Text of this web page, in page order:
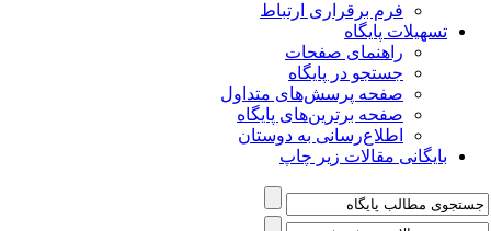
فرم برقراری ارتباط
تسهیلات پایگاه
راهنمای صفحات
جستجو در پایگاه
صفحه پرسش‌های متداول
صفحه برترین‌های پایگاه
اطلاع‌رسانی به دوستان
بایگانی مقالات زیر چاپ